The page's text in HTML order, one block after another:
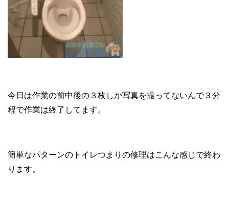
今日は作業の前中後の３枚しか写真を撮ってないんで３分
程で作業は終了してます。
簡単なパターンのトイレつまりの修理はこんな感じで終わ
ります。